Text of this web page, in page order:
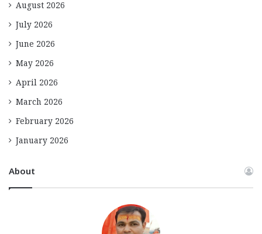
August 2026
July 2026
June 2026
May 2026
April 2026
March 2026
February 2026
January 2026
About